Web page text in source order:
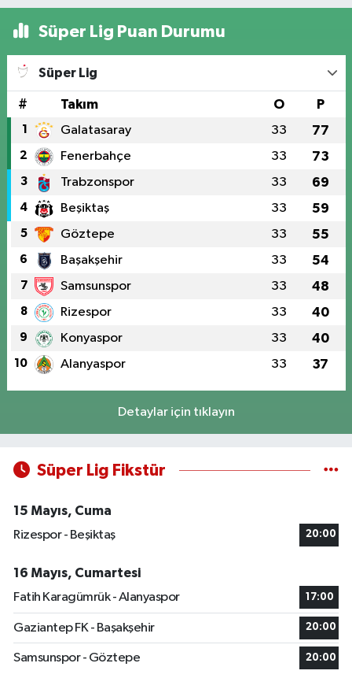
Süper Lig Puan Durumu
Süper Lig
# Takım O P
1 Galatasaray 33 77
2 Fenerbahçe 33 73
3 Trabzonspor 33 69
4 Beşiktaş 33 59
5 Göztepe 33 55
6 Başakşehir 33 54
7 Samsunspor 33 48
8 Rizespor 33 40
9 Konyaspor 33 40
10 Alanyaspor 33 37
Detaylar için tıklayın
Süper Lig Fikstür
15 Mayıs, Cuma
Rizespor - Beşiktaş
20:00
16 Mayıs, Cumartesi
Fatih Karagümrük - Alanyaspor
17:00
Gaziantep FK - Başakşehir 20:00
Samsunspor - Göztepe 20:00